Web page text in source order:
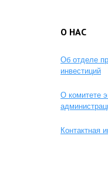
О НАС
Об отделе
инвестиций
О комитете
Контактная